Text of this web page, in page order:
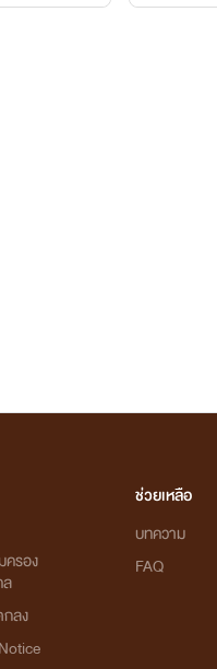
ครอง
กลง
ช่วยเหลือ
บทความ
FAQ